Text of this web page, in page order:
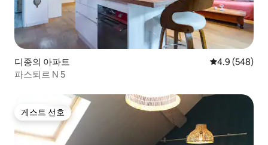
디종의 아파트 평점 4.9점(5
4.9 (548)
파스퇴르 N 5
게스트 선호
게스트 선호